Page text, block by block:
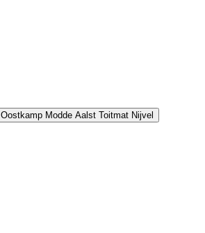
Modde Aalst Toitmat Nijvel